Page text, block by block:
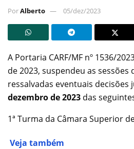
PorAlberto 05/dez/2023
A Portaria CARF/MF nº 1536/
de 2023, suspendeu as sessões
ressalvadas eventuais decisões
dezembro de 2023 das
1ª Turma da Câmara Superior
Veja também